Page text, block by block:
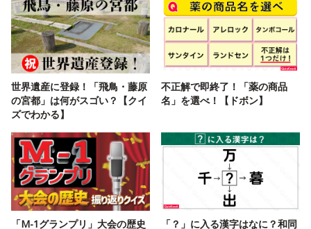
世界遺産に登録！「飛鳥・藤原
の宮都」は何がスゴい？【クイ
ズでわかる】
不正解で即終了！「薬の商品
名」を選べ！【ドボン】
「M-1グランプリ」大会の歴史
「？」に入る漢字はなに？和同